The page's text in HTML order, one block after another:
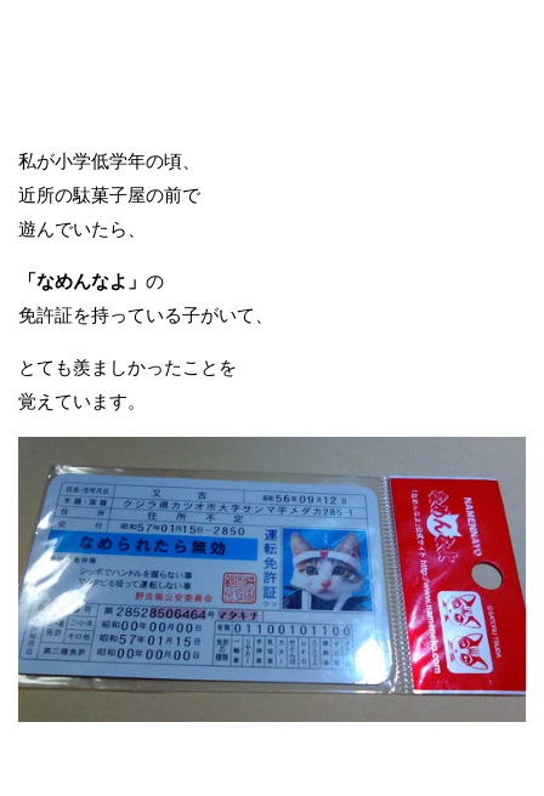
私が小学低学年の頃、
近所の駄菓子屋の前で
遊んでいたら、
「なめんなよ」 の
免許証を持っている子がいて、
とても羨ましかったことを
覚えています。